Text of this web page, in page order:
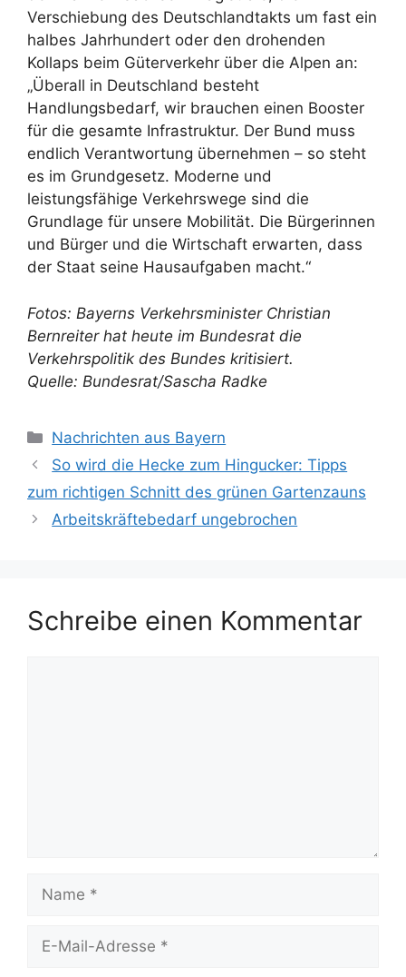
Verschiebung des Deutschlandtakts um fast ein
halbes Jahrhundert oder den drohenden
Kollaps beim Güterverkehr über die Alpen an:
„Überall in Deutschland besteht
Handlungsbedarf, wir brauchen einen Booster
für die gesamte Infrastruktur. Der Bund muss
endlich Verantwortung übernehmen – so steht
es im Grundgesetz. Moderne und
leistungsfähige Verkehrswege sind die
Grundlage für unsere Mobilität. Die Bürgerinnen
und Bürger und die Wirtschaft erwarten, dass
der Staat seine Hausaufgaben macht.“
Fotos: Bayerns Verkehrsminister Christian
Bernreiter hat heute im Bundesrat die
Verkehrspolitik des Bundes kritisiert.
Quelle: Bundesrat/Sascha Radke
Kategorien
Nachrichten aus Bayern
So wird die Hecke zum Hingucker: Tipps
zum richtigen Schnitt des grünen Gartenzauns
Arbeitskräftebedarf ungebrochen
Schreibe einen Kommentar
Mail-